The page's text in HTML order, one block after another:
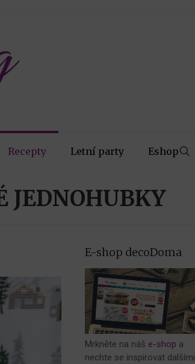
Recepty Letní party Eshop
JEDNOHUBKY
E-shop decoDoma
Mrkněte na náš e-shop a
nechte se inspirovat dalšími